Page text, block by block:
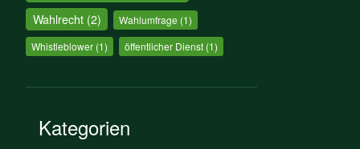
Wahlrecht(2) Wahlumfrage (1)
Whistleblower (1) öffentlicher Dienst(1)
Kategorien